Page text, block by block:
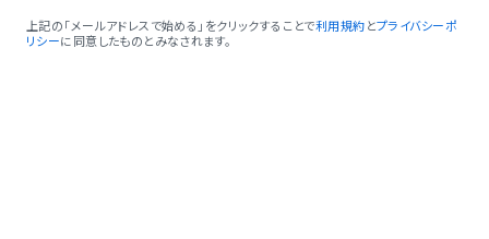
上記の「メールアドレスで始める」をクリックすることで利用規約 とプライバシーポ
リシーに同意したものとみなされます。